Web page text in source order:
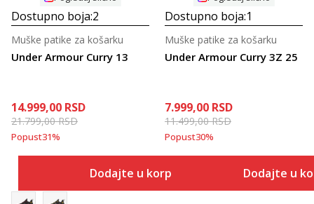
Dostupno boja:2
Under Armour Curry 13
Muške patike za košarku
14.999,00 RSD
21.799,00RSD
Popust31%
Dodajte u korpu
Dostupno boja:1
Under Armour Curry 3Z 25
Muške patike za košarku
7.999,00 RSD
11.499,00RSD
Popust30%
Dodajte u